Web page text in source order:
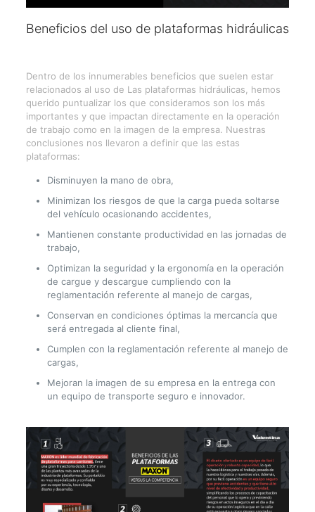
Beneficios del uso de plataformas hidráulicas
Dentro de los innumerables beneficios que suelen estar
relacionados al uso de Las plataformas hidráulicas, hemos
querido puntualizar los que consideramos son los más
importantes y que impactan directamente en la operación
de trabajo como en la imagen de la empresa. Nuestras
conclusiones nos llevaron a definir que las estas
plataformas:
Disminuyen la mano de obra,
Minimizan los riesgos de que la carga pueda soltarse
del vehículo ocasionando accidentes,
Mantienen constante productividad en las jornadas de
trabajo,
Optimizan la seguridad y la ergonomía en la operación
de cargue y descargue cumpliendo con la
reglamentación referente al manejo de cargas,
Conservan en condiciones óptimas la mercancía que
será entregada al cliente final,
Cumplen con la reglamentación referente al manejo de
cargas,
Mejoran la imagen de su empresa en la entrega con
un equipo de transporte seguro e innovador.